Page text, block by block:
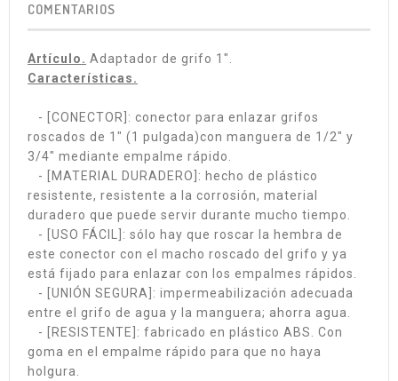
COMENTARIOS
Artículo. Adaptador de grifo 1".
Características.
- [CONECTOR]: conector para enlazar grifos
roscados de 1" (1 pulgada)con manguera de 1/2" y
3/4" mediante empalme rápido.
- [MATERIAL DURADERO]: hecho de plástico
resistente, resistente a la corrosión, material
duradero que puede servir durante mucho tiempo.
- [USO FÁCIL]: sólo hay que roscar la hembra de
este conector con el macho roscado del grifo y ya
está fijado para enlazar con los empalmes rápidos.
- [UNIÓN SEGURA]: impermeabilización adecuada
entre el grifo de agua y la manguera; ahorra agua.
- [RESISTENTE]: fabricado en plástico ABS. Con
goma en el empalme rápido para que no haya
holgura.